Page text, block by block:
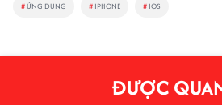
#ỨNG DỤNG # IPHONE # IOS
ĐƯỢC